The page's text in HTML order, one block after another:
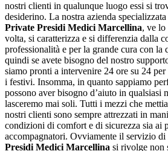
nostri clienti in qualunque luogo essi si
desiderino. La nostra azienda
Private Presidi Medici Marcellina, ve lo
volta, si caratterizza e si differenzia dalla
professionalità e per la grande cura con la
quindi se avete bisogno del nostro
siamo pronti a intervenire 24 ore su 24
i festivi. Insomma, in quanto sappiamo
possono aver bisogno d’aiuto in qualsiasi
lasceremo mai soli. Tutti i mezzi che
nostri clienti sono sempre attrezzati in
condizioni di comfort e di sicurezza sia ai
accompagnatori. Ovviamente il servizio di
Presidi Medici Marcellina si rivolge non